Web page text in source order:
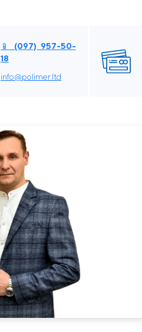
📱 (097) 957-50-
18
info@polimer.ltd